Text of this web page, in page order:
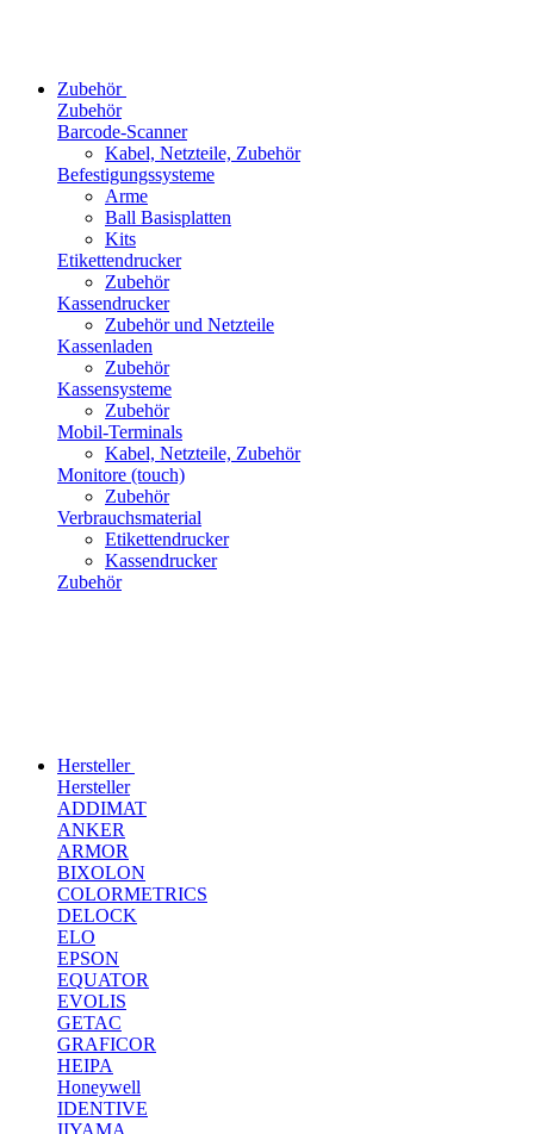
Zubehör
Zubehör
Barcode-Scanner
Kabel, Netzteile, Zubehör
Befestigungssysteme
Arme
Ball Basisplatten
Kits
Etikettendrucker
Zubehör
Kassendrucker
Zubehör und Netzteile
Kassenladen
Zubehör
Kassensysteme
Zubehör
Mobil-Terminals
Kabel, Netzteile, Zubehör
Monitore (touch)
Zubehör
Verbrauchsmaterial
Etikettendrucker
Kassendrucker
Zubehör
Hersteller
Hersteller
ADDIMAT
ANKER
ARMOR
BIXOLON
COLORMETRICS
DELOCK
ELO
EPSON
EQUATOR
EVOLIS
GETAC
GRAFICOR
HEIPA
Honeywell
IDENTIVE
IIYAMA